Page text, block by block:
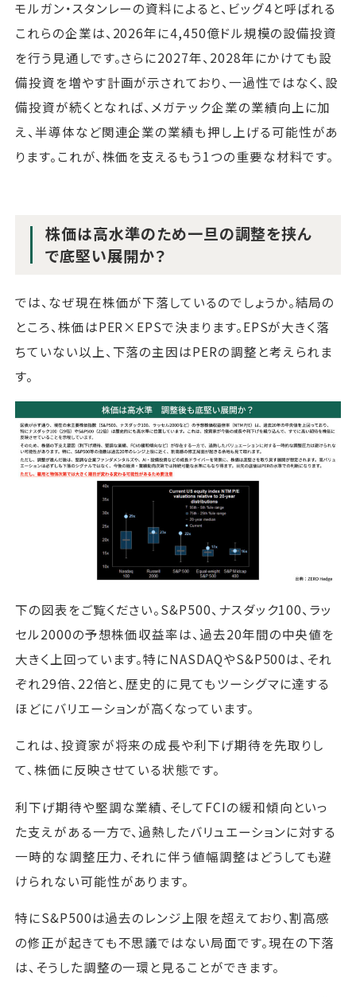
モルガン・スタンレーの資料によると、ビッグ4と呼ばれる
これらの企業は、2026年に4,450億ドル規模の設備投資
を行う見通しです。さらに2027年、2028年にかけても設
備投資を増やす計画が示されており、一過性ではなく、設
備投資が続くとなれば、メガテック企業の業績向上に加
え、半導体など関連企業の業績も押し上げる可能性があ
ります。これが、株価を支えるもう1つの重要な材料です。
株価は高水準のため一旦の調整を挟ん
で底堅い展開か？
では、なぜ現在株価が下落しているのでしょうか。結局の
ところ、株価はPER×EPSで決まります。EPSが大きく落
ちていない以上、下落の主因はPERの調整と考えられま
す。
下の図表をご覧ください。S&P500、ナスダック100、ラッ
セル2000の予想株価収益率は、過去20年間の中央値を
大きく上回っています。特にNASDAQやS&P500は、それ
ぞれ29倍、22倍と、歴史的に見てもツーシグマに達する
ほどにバリエーションが高くなっています。
これは、投資家が将来の成長や利下げ期待を先取りし
て、株価に反映させている状態です。
利下げ期待や堅調な業績、そしてFCIの緩和傾向といっ
た支えがある一方で、過熱したバリュエーションに対する
一時的な調整圧力、それに伴う値幅調整はどうしても避
けられない可能性があります。
特にS&P500は過去のレンジ上限を超えており、割高感
の修正が起きても不思議ではない局面です。現在の下落
は、そうした調整の一環と見ることができます。